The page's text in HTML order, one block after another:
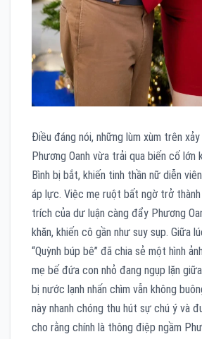
Điều đáng nói, những lùm xùm trên
Phương Oanh vừa trải qua biến cố lớn
Bình bị bắt, khiến tinh thần nữ diễn
áp lực. Việc mẹ ruột bất ngờ trở
trích của dư luận càng đẩy Phương
khăn, khiến cô gần như suy sụp. Giữa
“Quỳnh búp bê” đã chia sẻ một hình
mẹ bế đứa con nhỏ đang ngụp lặn
bị nước lạnh nhấn chìm vẫn không
này nhanh chóng thu hút sự chú ý và
cho rằng chính là thông điệp ngầm